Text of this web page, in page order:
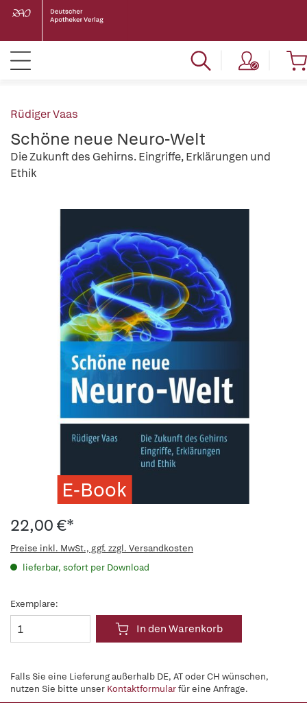
Rüdiger Vaas
Schöne neue Neuro-Welt
Die Zukunft des Gehirns. Eingriffe, Erklärungen und
Ethik
E-Book
22,00 €*
Preise inkl. MwSt., ggf. zzgl. Versandkosten
lieferbar, sofort per Download
Exemplare:
In den Warenkorb
Falls Sie eine Lieferung außerhalb DE, AT oder CH wünschen,
nutzen Sie bitte unser Kontaktformularfür eine Anfrage.